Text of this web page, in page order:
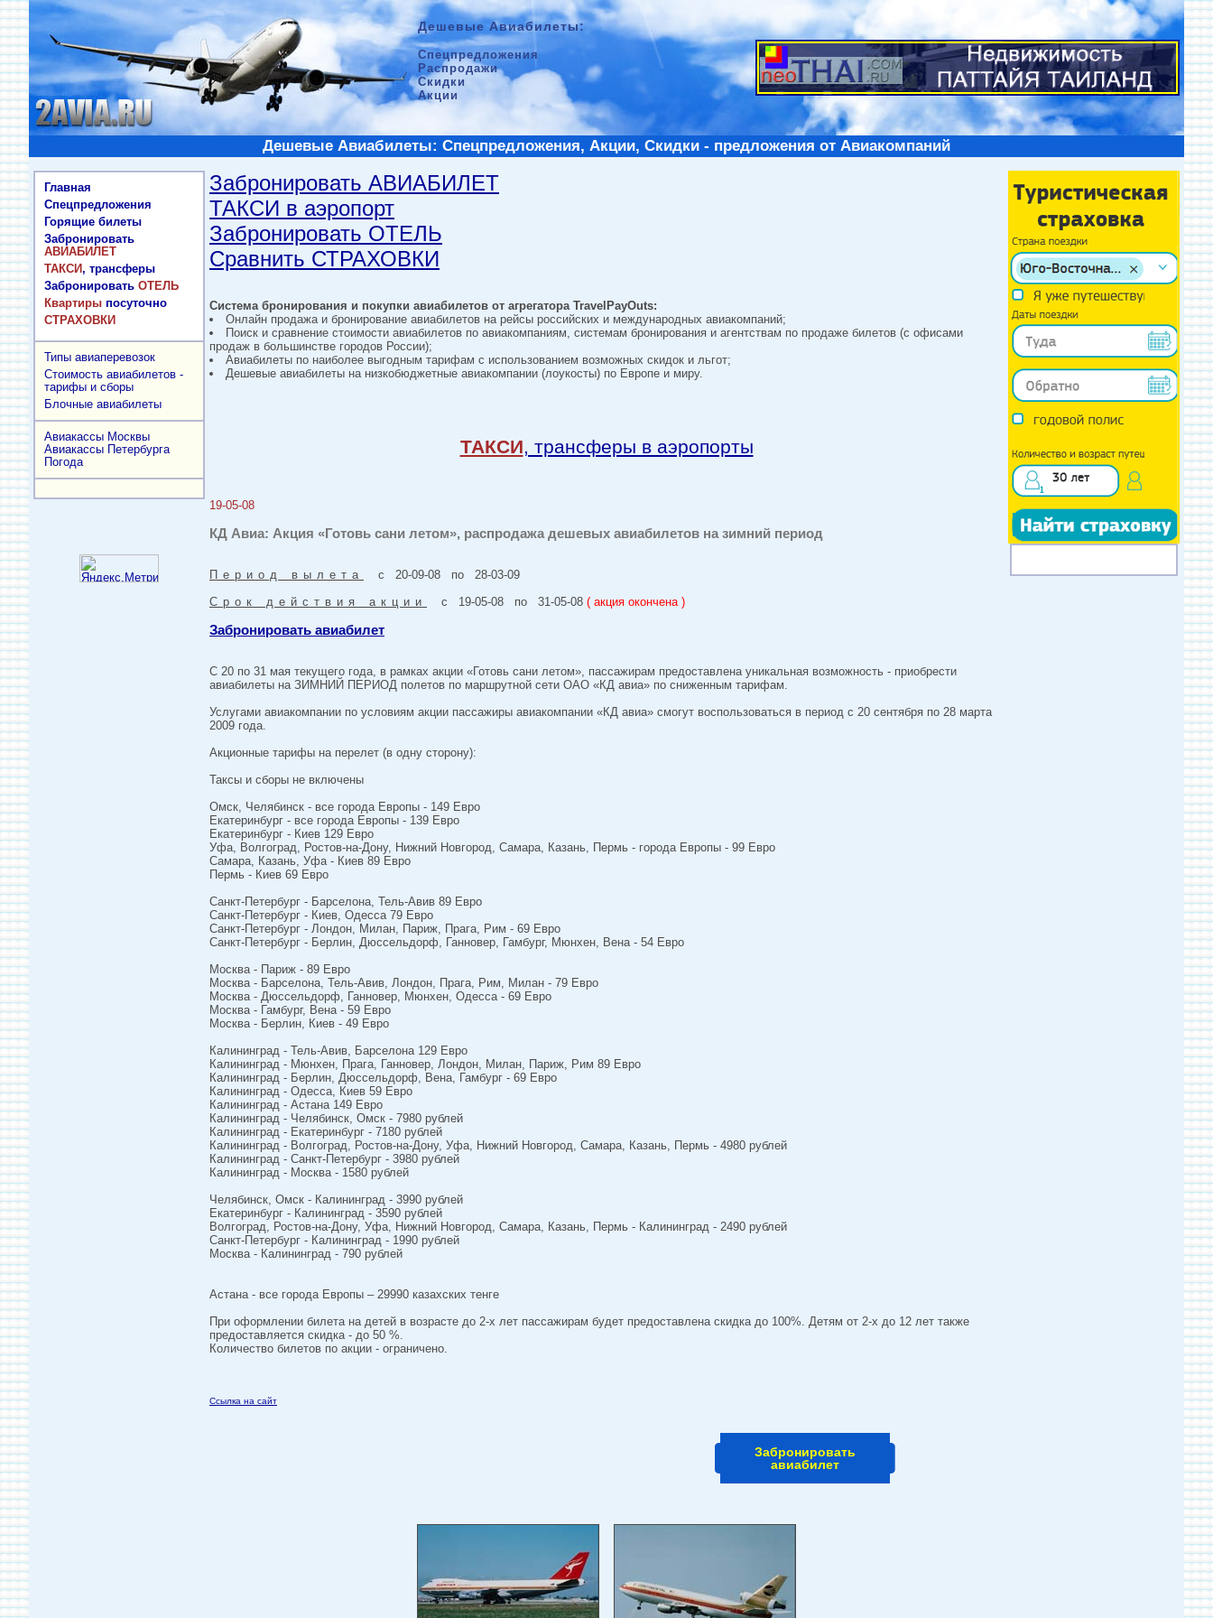
Дешевые Авиабилеты:
Спецпредложения
Распродажи
Скидки
Акции
Дешевые Авиабилеты: Спецпредложения, Акции, Скидки - предложения от Авиакомпаний
Главная
Спецпредложения
Горящие билеты
Забронировать
АВИАБИЛЕТ
ТАКСИ, трансферы
Забронировать ОТЕЛЬ
Квартиры посуточно
СТРАХОВКИ
Типы авиаперевозок
Стоимость авиабилетов -
тарифы и сборы
Блочные авиабилеты
Авиакассы Москвы
Авиакассы Петербурга
Погода
Забронировать АВИАБИЛЕТ
ТАКСИ в аэропорт
Забронировать ОТЕЛЬ
Сравнить СТРАХОВКИ
Система бронирования и покупки авиабилетов от агрегатора TravelPayOuts:
Онлайн продажа и бронирование авиабилетов на рейсы российских и международных авиакомпаний;
Поиск и сравнение стоимости авиабилетов по авиакомпаниям, системам бронирования и агентствам по продаже билетов (с офисами
продаж в большинстве городов России);
Авиабилеты по наиболее выгодным тарифам с использованием возможных скидок и льгот;
Дешевые авиабилеты на низкобюджетные авиакомпании (лоукосты) по Европе и миру.
ТАКСИ, трансферы в аэропорты
19-05-08
КД Авиа: Акция «Готовь сани летом», распродажа дешевых авиабилетов на зимний период
Период вылета
с 20-09-08 по 28-03-09
Срок действия акции
с 19-05-08 по 31-05-08 ( акция окончена )
Забронировать авиабилет
С 20 по 31 мая текущего года, в рамках акции «Готовь сани летом», пассажирам предоставлена уникальная возможность - приобрести
авиабилеты на ЗИМНИЙ ПЕРИОД полетов по маршрутной сети ОАО «КД авиа» по сниженным тарифам.
Услугами авиакомпании по условиям акции пассажиры авиакомпании «КД авиа» смогут воспользоваться в период с 20 сентября по 28 марта
2009 года.
Акционные тарифы на перелет (в одну сторону):
Таксы и сборы не включены
Омск, Челябинск - все города Европы - 149 Евро
Екатеринбург - все города Европы - 139 Евро
Екатеринбург - Киев 129 Евро
Уфа, Волгоград, Ростов-на-Дону, Нижний Новгород, Самара, Казань, Пермь - города Европы - 99 Евро
Самара, Казань, Уфа - Киев 89 Евро
Пермь - Киев 69 Евро
Санкт-Петербург - Барселона, Тель-Авив 89 Евро
Санкт-Петербург - Киев, Одесса 79 Евро
Санкт-Петербург - Лондон, Милан, Париж, Прага, Рим - 69 Евро
Санкт-Петербург - Берлин, Дюссельдорф, Ганновер, Гамбург, Мюнхен, Вена - 54 Евро
Москва - Париж - 89 Евро
Москва - Барселона, Тель-Авив, Лондон, Прага, Рим, Милан - 79 Евро
Москва - Дюссельдорф, Ганновер, Мюнхен, Одесса - 69 Евро
Москва - Гамбург, Вена - 59 Евро
Москва - Берлин, Киев - 49 Евро
Калининград - Тель-Авив, Барселона 129 Евро
Калининград - Мюнхен, Прага, Ганновер, Лондон, Милан, Париж, Рим 89 Евро
Калининград - Берлин, Дюссельдорф, Вена, Гамбург - 69 Евро
Калининград - Одесса, Киев 59 Евро
Калининград - Астана 149 Евро
Калининград - Челябинск, Омск - 7980 рублей
Калининград - Екатеринбург - 7180 рублей
Калининград - Волгоград, Ростов-на-Дону, Уфа, Нижний Новгород, Самара, Казань, Пермь - 4980 рублей
Калининград - Санкт-Петербург - 3980 рублей
Калининград - Москва - 1580 рублей
Челябинск, Омск - Калининград - 3990 рублей
Екатеринбург - Калининград - 3590 рублей
Волгоград, Ростов-на-Дону, Уфа, Нижний Новгород, Самара, Казань, Пермь - Калининград - 2490 рублей
Санкт-Петербург - Калининград - 1990 рублей
Москва - Калининград - 790 рублей
Астана - все города Европы – 29990 казахских тенге
При оформлении билета на детей в возрасте до 2-х лет пассажирам будет предоставлена скидка до 100%. Детям от 2-х до 12 лет также
предоставляется скидка - до 50 %.
Количество билетов по акции - ограничено.
Ссылка на сайт
Забронировать
авиабилет